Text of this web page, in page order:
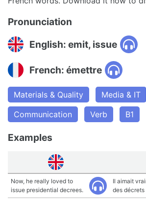
Pronunciation
English: emit, issue
French: émettre
Materials & Quality
Media & IT
Communication
Verb B1
Examples
Now, he really loved to
issue presidential decrees.
Il aimait
des